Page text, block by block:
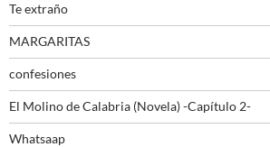
Te extraño
MARGARITAS
confesiones
El Molino de Calabria (Novela) -Capítulo 2-
Whatsaap